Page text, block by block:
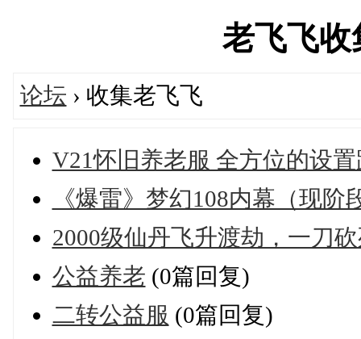
老飞飞
论坛 › 收集老飞飞
V21怀旧养老服 全方位的设
《爆雷》梦幻108内幕（现阶
2000级仙丹飞升渡劫，一刀
公益养老 (0篇回复)
二转公益服 (0篇回复)